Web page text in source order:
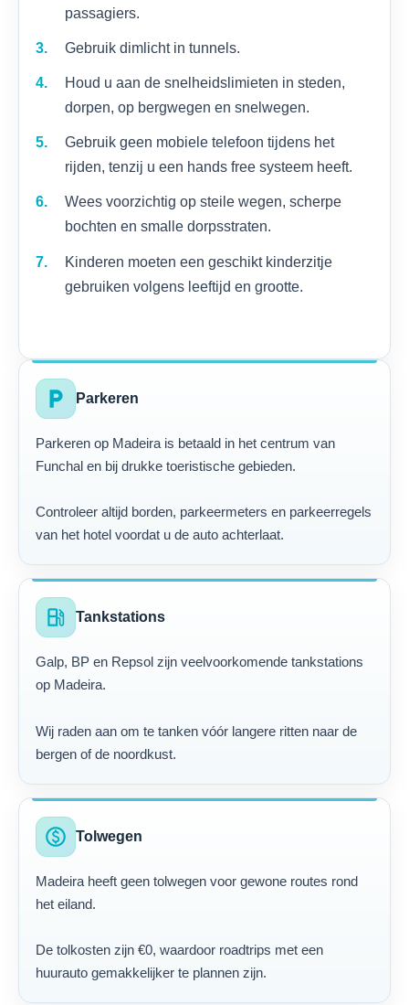
passagiers.
Gebruik dimlicht in tunnels.
Houd u aan de snelheidslimieten in steden,
dorpen, op bergwegen en snelwegen.
Gebruik geen mobiele telefoon tijdens het
rijden, tenzij u een hands free systeem heeft.
Wees voorzichtig op steile wegen, scherpe
bochten en smalle dorpsstraten.
Kinderen moeten een geschikt kinderzitje
gebruiken volgens leeftijd en grootte.
local_parking Parkeren
Parkeren op Madeira is betaald in het centrum van
Funchal en bij drukke toeristische gebieden.
Controleer altijd borden, parkeermeters en parkeerregels
van het hotel voordat u de auto achterlaat.
local_gas_station Tankstations
Galp, BP en Repsol zijn veelvoorkomende tankstations
op Madeira.
Wij raden aan om te tanken vóór langere ritten naar de
bergen of de noordkust.
paid Tolwegen
Madeira heeft geen tolwegen voor gewone routes rond
het eiland.
De tolkosten zijn €0, waardoor roadtrips met een
huurauto gemakkelijker te plannen zijn.